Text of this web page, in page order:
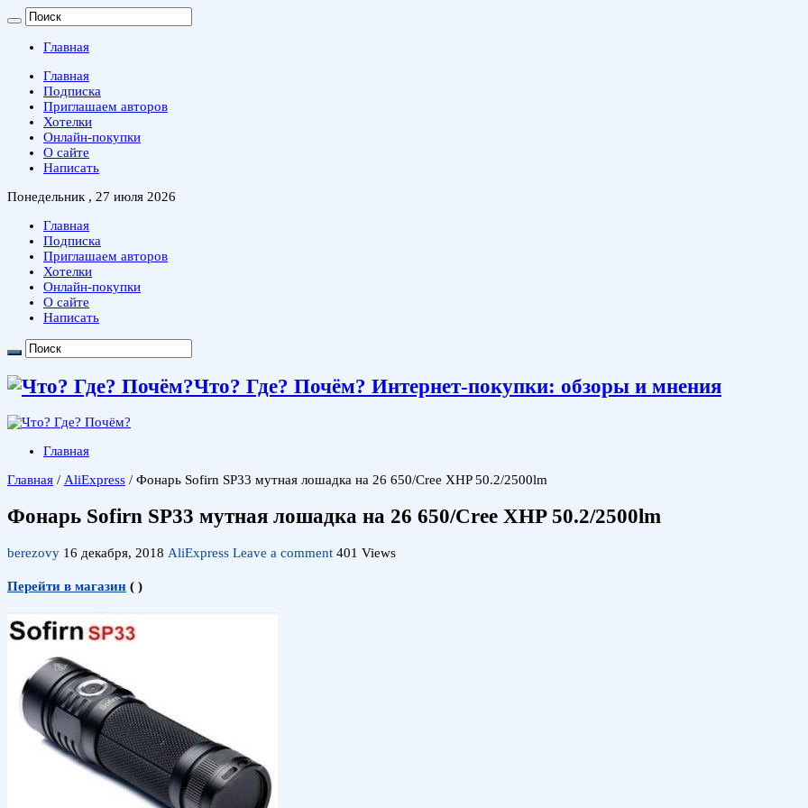
Главная
Главная
Подписка
Приглашаем авторов
Хотелки
Онлайн-покупки
О сайте
Написать
Понедельник , 27 июля 2026
Главная
Подписка
Приглашаем авторов
Хотелки
Онлайн-покупки
О сайте
Написать
Что? Где? Почём? Интернет-покупки: обзоры и мнения
Главная
Главная / AliExpress / Фонарь Sofirn SP33 мутная лошадка на 26 650/Cree XHP 50.2/2500lm
Фонарь Sofirn SP33 мутная лошадка на 26 650/Cree XHP 50.2/2500lm
berezovy 16 декабря, 2018 AliExpress Leave a comment 401 Views
Перейти в магазин ( )